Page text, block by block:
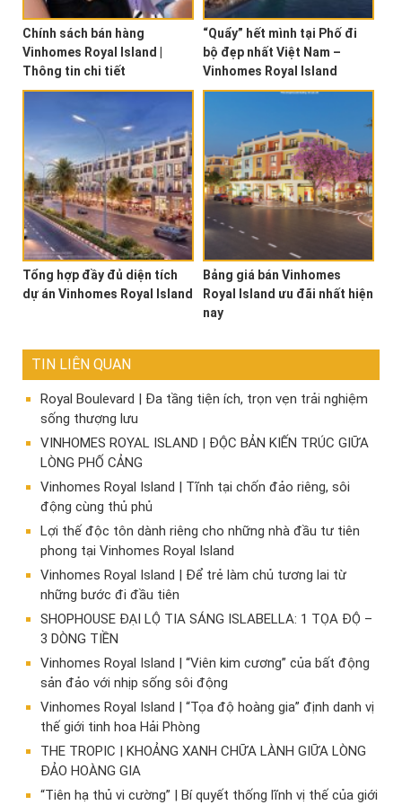
Chính sách bán hàng
Vinhomes Royal Island |
Thông tin chi tiết
“Quẩy” hết mình tại Phố đi
bộ đẹp nhất Việt Nam –
Vinhomes Royal Island
Tổng hợp đầy đủ diện tích
dự án Vinhomes Royal Island
Bảng giá bán Vinhomes
Royal Island ưu đãi nhất hiện
nay
TIN LIÊN QUAN
Royal Boulevard | Đa tầng tiện ích, trọn vẹn trải nghiệm
sống thượng lưu
VINHOMES ROYAL ISLAND | ĐỘC BẢN KIẾN TRÚC GIỮA
LÒNG PHỐ CẢNG
Vinhomes Royal Island | Tĩnh tại chốn đảo riêng, sôi
động cùng thủ phủ
Lợi thế độc tôn dành riêng cho những nhà đầu tư tiên
phong tại Vinhomes Royal Island
Vinhomes Royal Island | Để trẻ làm chủ tương lai từ
những bước đi đầu tiên
SHOPHOUSE ĐẠI LỘ TIA SÁNG ISLABELLA: 1 TỌA ĐỘ –
3 DÒNG TIỀN
Vinhomes Royal Island | “Viên kim cương” của bất động
sản đảo với nhịp sống sôi động
Vinhomes Royal Island | “Tọa độ hoàng gia” định danh vị
thế giới tinh hoa Hải Phòng
THE TROPIC | KHOẢNG XANH CHỮA LÀNH GIỮA LÒNG
ĐẢO HOÀNG GIA
“Tiên hạ thủ vi cường” | Bí quyết thống lĩnh vị thế của giới